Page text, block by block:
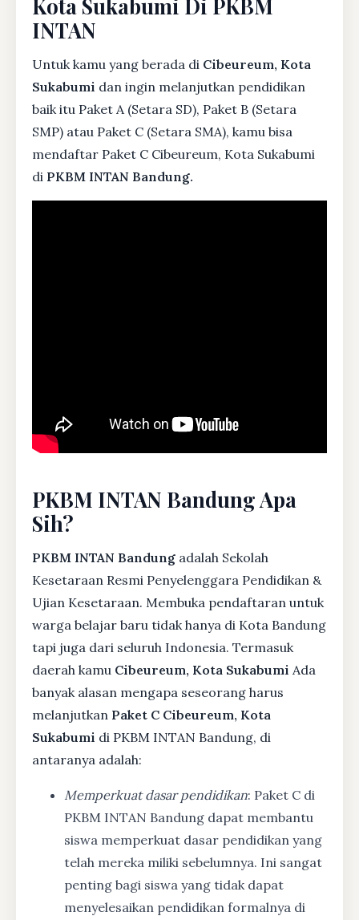
Kota Sukabumi Di PKBM
INTAN
Untuk kamu yang berada di Cibeureum, Kota
Sukabumi dan ingin melanjutkan pendidikan
baik itu Paket A (Setara SD), Paket B (Setara
SMP) atau Paket C (Setara SMA), kamu bisa
mendaftar Paket C Cibeureum, Kota Sukabumi
di PKBM INTAN Bandung.
PKBM INTAN Bandung Apa
Sih?
PKBM INTAN Bandung adalah Sekolah
Kesetaraan Resmi Penyelenggara Pendidikan &
Ujian Kesetaraan. Membuka pendaftaran untuk
warga belajar baru tidak hanya di Kota Bandung
tapi juga dari seluruh Indonesia. Termasuk
daerah kamu Cibeureum, Kota Sukabumi Ada
banyak alasan mengapa seseorang harus
melanjutkan Paket C Cibeureum, Kota
Sukabumi di PKBM INTAN Bandung, di
antaranya adalah:
Memperkuat dasar pendidikan: Paket C di
PKBM INTAN Bandung dapat membantu
siswa memperkuat dasar pendidikan yang
telah mereka miliki sebelumnya. Ini sangat
penting bagi siswa yang tidak dapat
menyelesaikan pendidikan formalnya di